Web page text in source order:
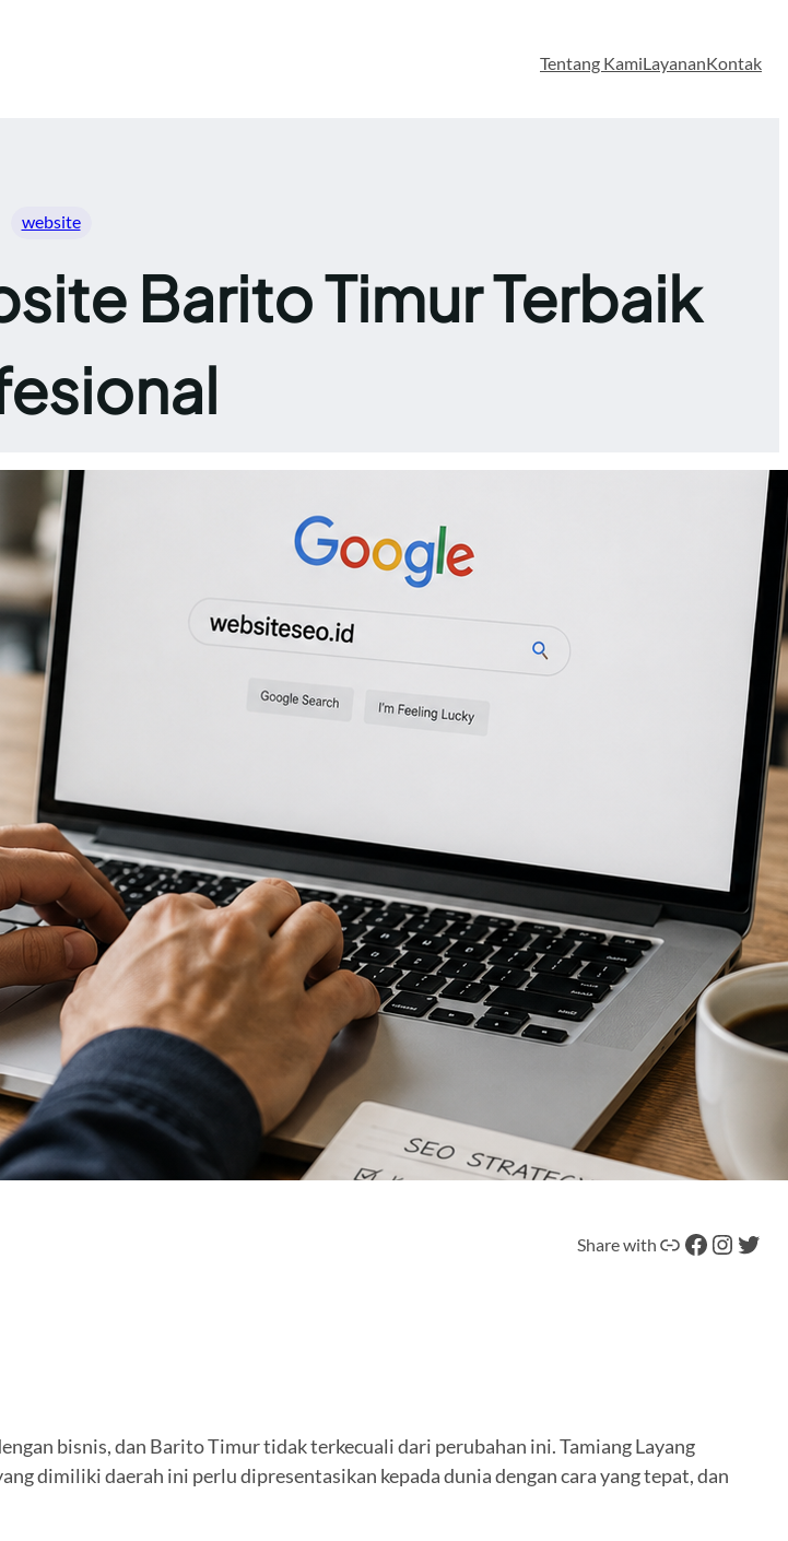
Tentang KamiLayananKontak
website
Barito Timur Terbaik
Share with Tautan Facebook Instagram Twitter
bisnis, dan Barito Timur tidak terkecuali dari perubahan ini. Tamiang Layang
dimiliki daerah ini perlu dipresentasikan kepada dunia dengan cara yang tepat, dan